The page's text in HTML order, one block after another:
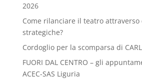
2026
Come rilanciare il teatro
strategiche?
Cordoglio per la scomparsa di
FUORI DAL CENTRO – gli
ACEC-SAS Liguria